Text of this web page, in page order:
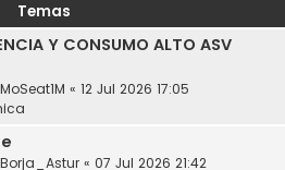
Temas
Y CONSUMO ALTO ASV
MoSeat1M « 12 Jul 2026 17:05
Borja_Astur « 07 Jul 2026 21:42